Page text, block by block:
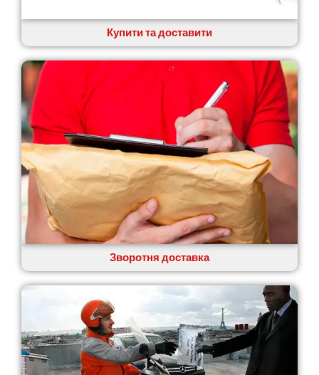
Купити та доставити
Зворотня доставка